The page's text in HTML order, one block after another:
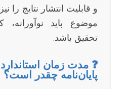
و قابلیت انتشار نتایج را
موضوع باید نوآورانه،
تحقیق باشد.
❓ مدت زمان
پایان‌نامه چقدر است؟